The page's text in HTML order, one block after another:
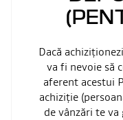
Dacă
va fi nevoie să
aferent acestui
achiziție
de vânzări te